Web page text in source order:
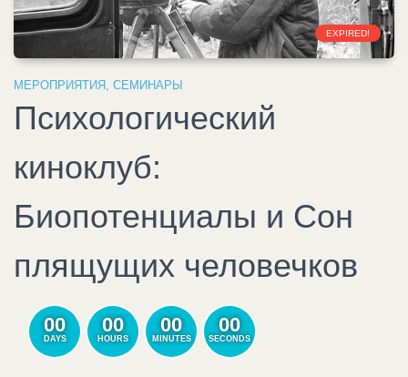
EXPIRED!
МЕРОПРИЯТИЯ СЕМИНАРЫ
Психологический
киноклуб:
Биопотенциалы и Сон
плящущих человечков
00
DAYS
00
HOURS
00
MINUTES
00
SECONDS